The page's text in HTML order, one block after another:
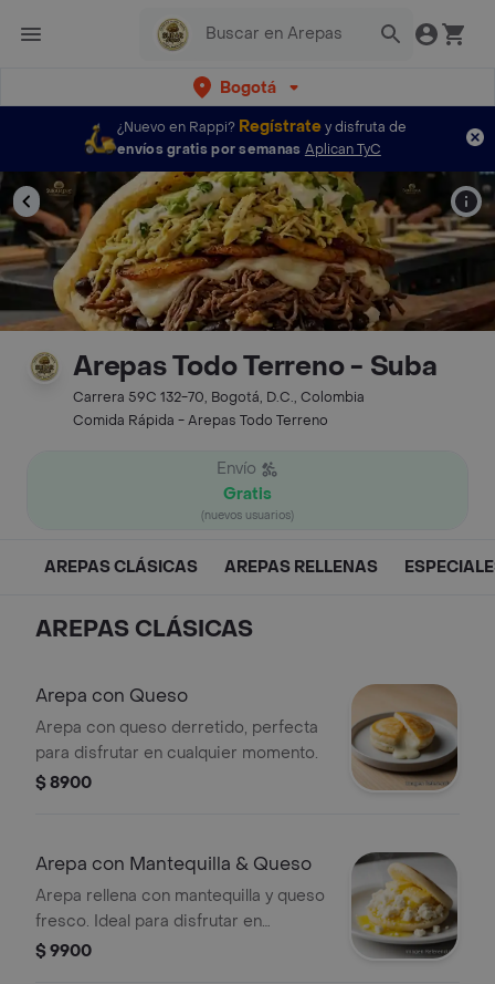
Bogotá
¿Nuevo en Rappi? Regístratey disfruta de
envíos gratis por semanas Aplican TyC
Arepas Todo Terreno - Suba
Carrera 59C 132-70, Bogotá, D.C., Colombia
Comida Rápida - Arepas Todo Terreno
Envío
Gratis
(nuevos usuarios)
AREPAS CLÁSICAS AREPAS RELLENAS
AREPAS CLÁSICAS
Arepa con Queso
Arepa con queso derretido, perfecta
para disfrutar en cualquier momento.
$ 8900
Arepa con Mantequilla & Queso
Arepa rellena con mantequilla y queso
fresco. Ideal para disfrutar en
cualquier momento del día.
$ 9900